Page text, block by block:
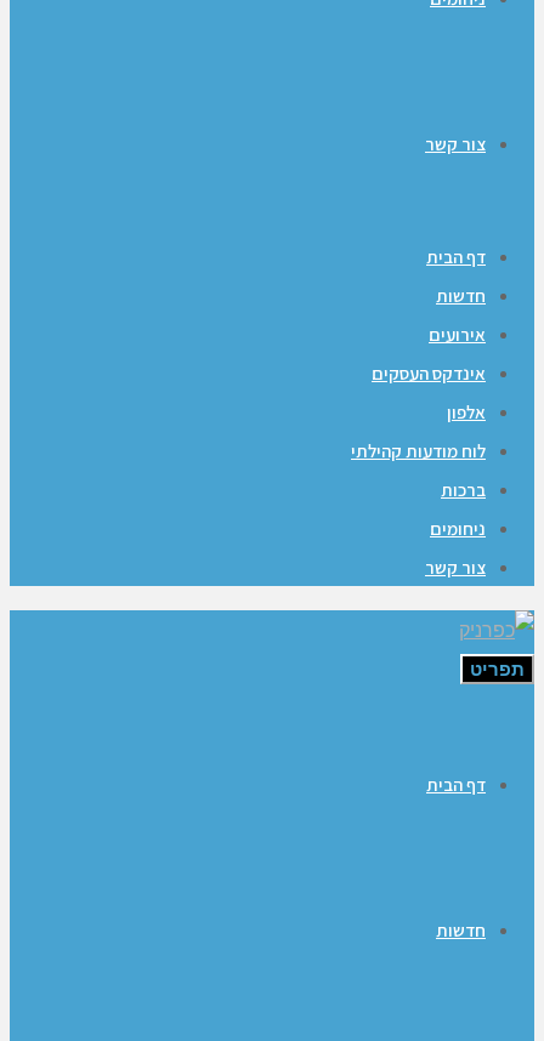
צור קשר
דף הבית
חדשות
אירועים
אינדקס העסקים
אלפון
לוח מודעות קהילתי
ברכות
ניחומים
צור קשר
תפריט
דף הבית
חדשות